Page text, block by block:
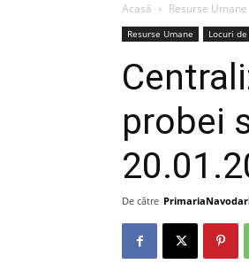
Acasă Resurse Umane
Resurse Umane Locuri
probei
De către